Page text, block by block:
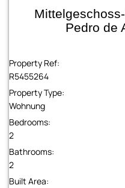
Pedro de
Property Ref:
R5455264
Property Type:
Wohnung
Bedrooms:
2
Bathrooms:
2
Built Area: